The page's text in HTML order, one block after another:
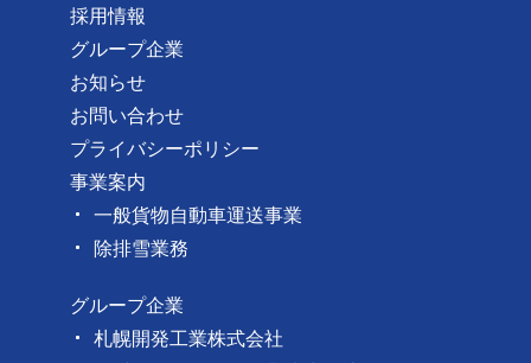
採用情報
グループ企業
お知らせ
お問い合わせ
プライバシーポリシー
事業案内
一般貨物自動車運送事業
除排雪業務
グループ企業
札幌開発工業株式会社